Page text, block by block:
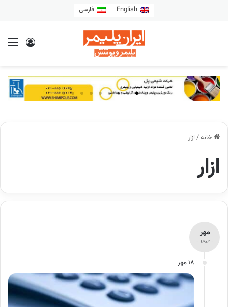
English فارسی
خانه/ ازار
ازار
مهر
- 1402 -
18 مهر